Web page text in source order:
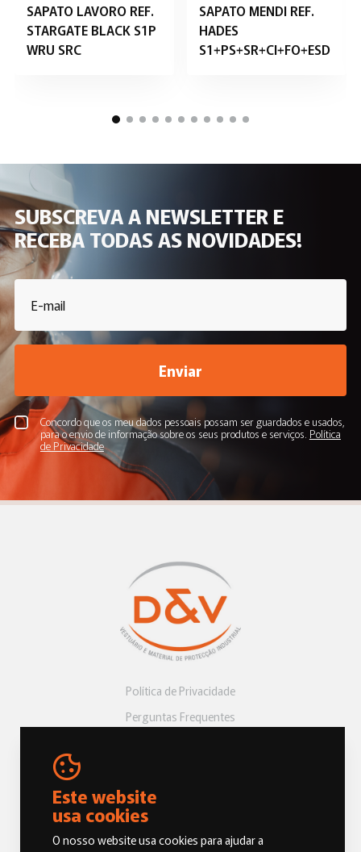
SAPATO LAVORO REF.
STARGATE BLACK S1P
WRU SRC
SAPATO MENDI REF.
HADES
S1+PS+SR+CI+FO+ESD
SUBSCREVA A NEWSLETTER E
RECEBA TODAS AS NOVIDADES!
Concordo que os meu dados pessoais possam ser guardados e usados,
para o envio de informação sobre os seus produtos e serviços. Política
de Privacidade
Enviar
Política de Privacidade
Perguntas Frequentes
Este website
usa cookies
O nosso website usa cookies para ajudar a